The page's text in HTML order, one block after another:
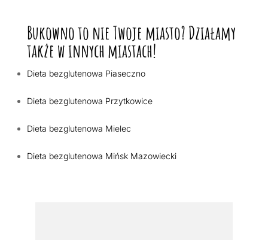
Bukowno to nie Twoje miasto? Działamy
także w innych miastach!
Dieta bezglutenowa Piaseczno
Dieta bezglutenowa Przytkowice
Dieta bezglutenowa Mielec
Dieta bezglutenowa Mińsk Mazowiecki